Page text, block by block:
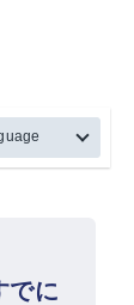
でに